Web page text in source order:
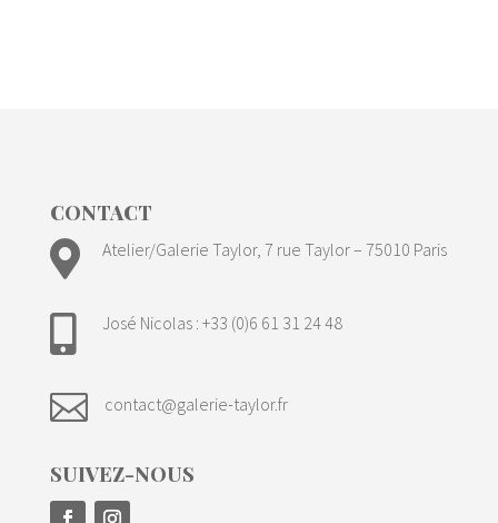
CONTACT
 Atelier/Galerie Taylor, 7 rue Taylor – 75010 Paris
 José Nicolas : +33 (0)6 61 31 24 48
 contact@galerie-taylor.fr
SUIVEZ-NOUS